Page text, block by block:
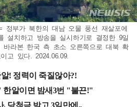
정부가 북한의 대남 오물 풍선 재살포에
설치하고 방송을 실시하기로 결정한 9일
바라본 한국 측 초소 오른쪽으로 대북 확
고 있다. 2024.06.09.